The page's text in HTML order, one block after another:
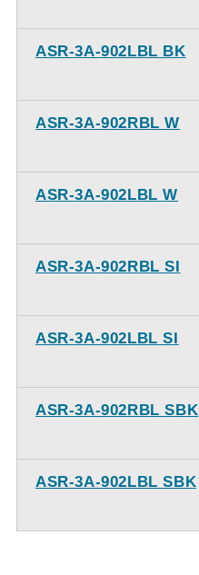
ASR-3A-902LBL BK
ASR-3A-902RBL W
ASR-3A-902LBL W
ASR-3A-902RBL SI
ASR-3A-902LBL SI
ASR-3A-902RBL SBK
ASR-3A-902LBL SBK